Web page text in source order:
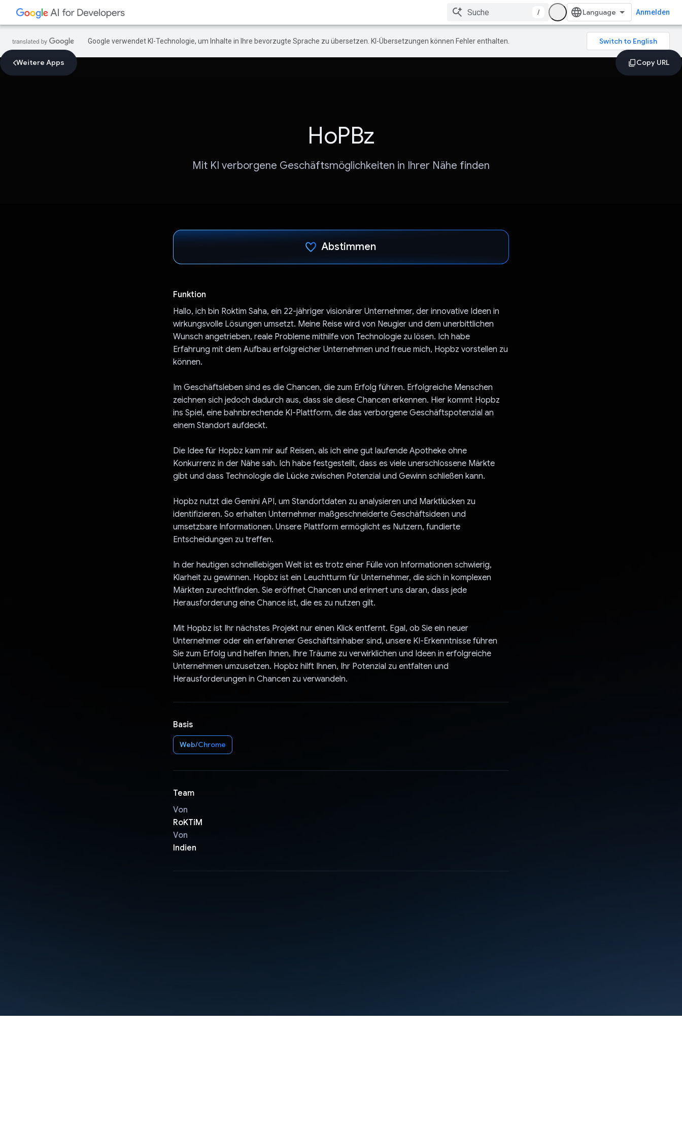
/ Anmelden
Google verwendet KI-Technologie, um Inhalte in Ihre bevorzugte Sprache zu übersetzen. KI-Übersetzungen können Fehler enthalten.
Weitere Apps
HoPBz
Mit KI verborgene Geschäftsmöglichkeiten in Ihrer Nähe finden
Abstimmen
Funktion
Hallo, ich bin Roktim Saha, ein 22-jähriger visionärer Unternehmer, der innovative Ideen in
wirkungsvolle Lösungen umsetzt. Meine Reise wird von Neugier und dem unerbittlichen
Wunsch angetrieben, reale Probleme mithilfe von Technologie zu lösen. Ich habe
Erfahrung mit dem Aufbau erfolgreicher Unternehmen und freue mich, Hopbz vorstellen zu
können.
Im Geschäftsleben sind es die Chancen, die zum Erfolg führen. Erfolgreiche Menschen
zeichnen sich jedoch dadurch aus, dass sie diese Chancen erkennen. Hier kommt Hopbz
ins Spiel, eine bahnbrechende KI-Plattform, die das verborgene Geschäftspotenzial an
einem Standort aufdeckt.
Die Idee für Hopbz kam mir auf Reisen, als ich eine gut laufende Apotheke ohne
Konkurrenz in der Nähe sah. Ich habe festgestellt, dass es viele unerschlossene Märkte
gibt und dass Technologie die Lücke zwischen Potenzial und Gewinn schließen kann.
Hopbz nutzt die Gemini API, um Standortdaten zu analysieren und Marktlücken zu
identifizieren. So erhalten Unternehmer maßgeschneiderte Geschäftsideen und
umsetzbare Informationen. Unsere Plattform ermöglicht es Nutzern, fundierte
Entscheidungen zu treffen.
In der heutigen schnelllebigen Welt ist es trotz einer Fülle von Informationen schwierig,
Klarheit zu gewinnen. Hopbz ist ein Leuchtturm für Unternehmer, die sich in komplexen
Märkten zurechtfinden. Sie eröffnet Chancen und erinnert uns daran, dass jede
Herausforderung eine Chance ist, die es zu nutzen gilt.
Mit Hopbz ist Ihr nächstes Projekt nur einen Klick entfernt. Egal, ob Sie ein neuer
Unternehmer oder ein erfahrener Geschäftsinhaber sind, unsere KI-Erkenntnisse führen
Sie zum Erfolg und helfen Ihnen, Ihre Träume zu verwirklichen und Ideen in erfolgreiche
Unternehmen umzusetzen. Hopbz hilft Ihnen, Ihr Potenzial zu entfalten und
Herausforderungen in Chancen zu verwandeln.
Basis
Web/Chrome
Team
Von
RoKTiM
Von
Indien